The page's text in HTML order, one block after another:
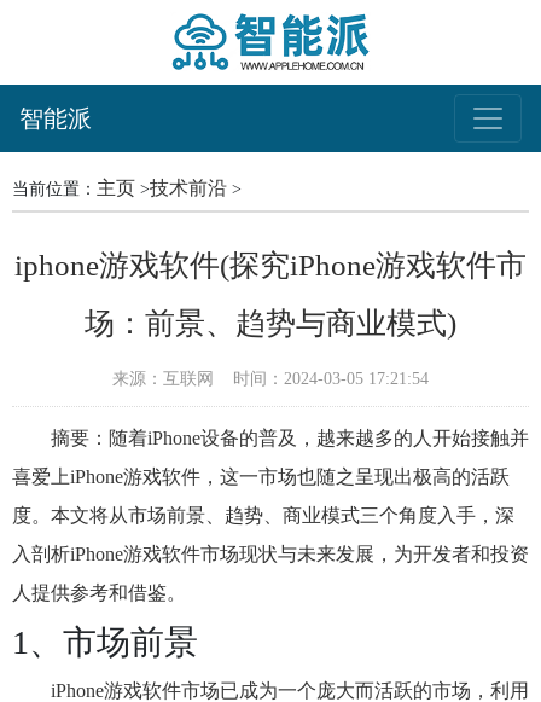
智能派
当前位置： 主页 >技术前沿 >
iphone游戏软件(探究iPhone游戏软件市
场：前景、趋势与商业模式)
来源：互联网 时间：2024-03-05 17:21:54
摘要：随着iPhone设备的普及，越来越多的人开始接触并
喜爱上iPhone游戏软件，这一市场也随之呈现出极高的活跃
度。本文将从市场前景、趋势、商业模式三个角度入手，深
入剖析iPhone游戏软件市场现状与未来发展，为开发者和投资
人提供参考和借鉴。
1、市场前景
iPhone游戏软件市场已成为一个庞大而活跃的市场，利用